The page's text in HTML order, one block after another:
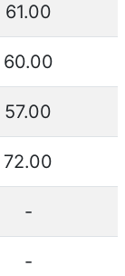
61.00
60.00
57.00
72.00
-
-